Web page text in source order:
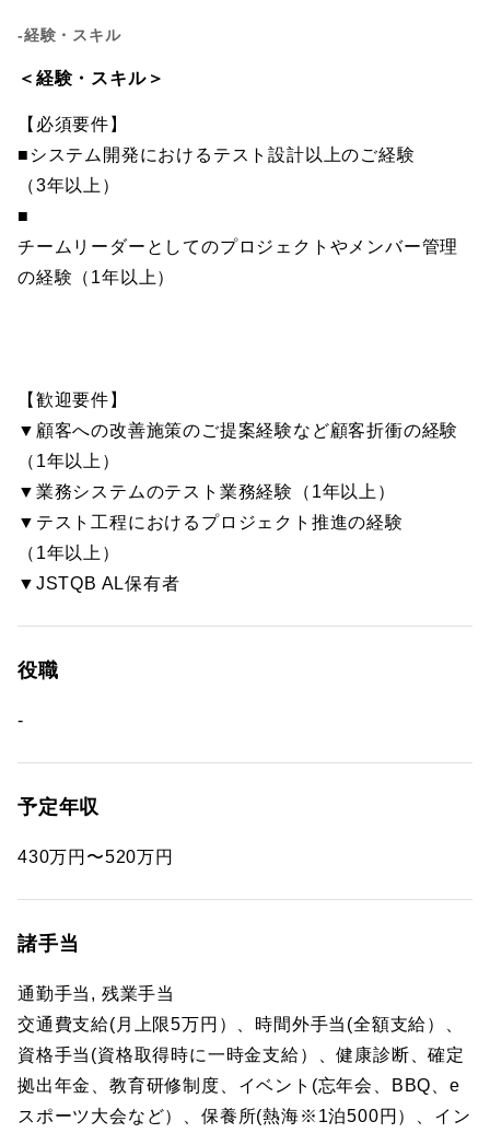
-経験・スキル
＜経験・スキル＞
【必須要件】
■システム開発におけるテスト設計以上のご経験
（3年以上）
■
チームリーダーとしてのプロジェクトやメンバー管理
の経験（1年以上）
【歓迎要件】
▼顧客への改善施策のご提案経験など顧客折衝の経験
（1年以上）
▼業務システムのテスト業務経験（1年以上）
▼テスト工程におけるプロジェクト推進の経験
（1年以上）
▼JSTQB AL保有者
役職
-
予定年収
430万円〜520万円
諸手当
通勤手当, 残業手当
交通費支給(月上限5万円）、時間外手当(全額支給）、
資格手当(資格取得時に一時金支給）、健康診断、確定
拠出年金、教育研修制度、イベント(忘年会、BBQ、e
スポーツ大会など）、保養所(熱海※1泊500円）、イン